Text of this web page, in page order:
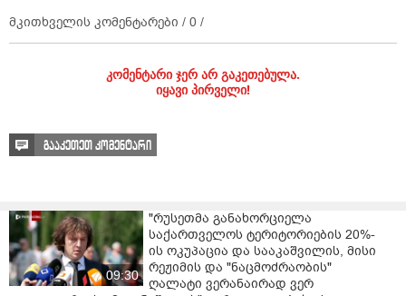
PCR ტესტით.
მკითხველის კომენტარები / 0 /
კომენტარი ჯერ არ გაკეთებულა.
იყავი პირველი!
გააკეთეთ კომენტარი
09:30
"რუსეთმა განახორციელა
საქართველოს ტერიტორიების 20%-
ის ოკუპაცია და სააკაშვილის, მისი
რეჟიმის და "ნაცმოძრაობის"
ღალატი ვერანაირად ვერ